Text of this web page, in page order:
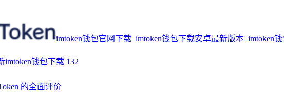
imtoken钱包官网下载_imtoken钱包下载安卓最新版本_imtoken
imtoken钱包下载 132
的全面评价